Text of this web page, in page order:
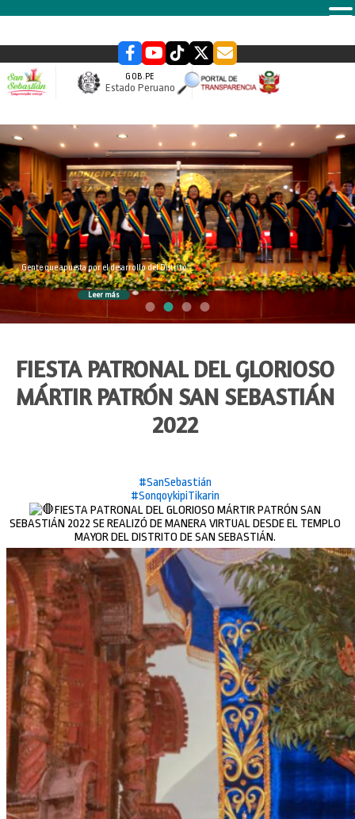
GOB.PE
Estado Peruano
slider
Gente que apuesta por el desarrollo del Distrito
Leer más
FIESTA PATRONAL DEL GLORIOSO
MÁRTIR PATRÓN SAN SEBASTIÁN
2022
#SanSebastián
#SonqoykipiTikarin
FIESTA PATRONAL DEL GLORIOSO MÁRTIR PATRÓN SAN
SEBASTIÁN 2022 SE REALIZÓ DE MANERA VIRTUAL DESDE EL TEMPLO
MAYOR DEL DISTRITO DE SAN SEBASTIÁN.